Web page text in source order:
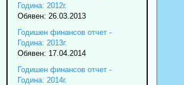
Година: 2012г.
Обявен: 26.03.2013
Годишен финансов отчет -
Година: 2013г.
Обявен: 17.04.2014
Годишен финансов отчет -
Година: 2014г.